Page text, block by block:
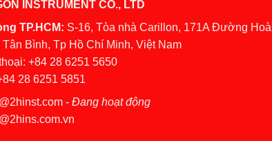
INSTRUMENT CO., LTD
TP.HCM: S-16, Tòa nhà Carillon, 171A Đường
Bình, Tp Hồ Chí Minh, Việt Nam
+84 28 6251 5650
28 6251 5851
- Đang hoạt động